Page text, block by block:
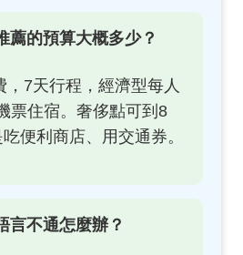
薦的預算大概多少？
，7天行程，經濟型每人
票住宿。奢侈點可到8
便利商店、用交通券。
言不通怎麼辦？